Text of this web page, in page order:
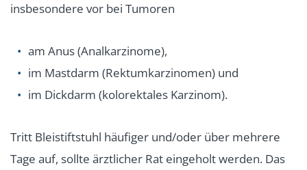
insbesondere vor bei Tumoren
am Anus (Analkarzinome),
im Mastdarm (Rektumkarzinomen) und
im Dickdarm (kolorektales Karzinom).
Tritt Bleistiftstuhl häufiger und/oder über mehrere
Tage auf, sollte ärztlicher Rat eingeholt werden. Das